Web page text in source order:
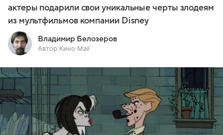
актеры подарили свои уникальные черты злодеям
из мультфильмов компании Disney
Владимир Белозеров
Автор Кино Mail